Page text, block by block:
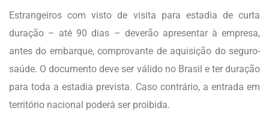
Estrangeiros com visto de visita para estadia de curta
duração – até 90 dias – deverão apresentar à empresa,
antes do embarque, comprovante de aquisição do seguro-
saúde. O documento deve ser válido no Brasil e ter duração
para toda a estadia prevista. Caso contrário, a entrada em
território nacional poderá ser proibida.